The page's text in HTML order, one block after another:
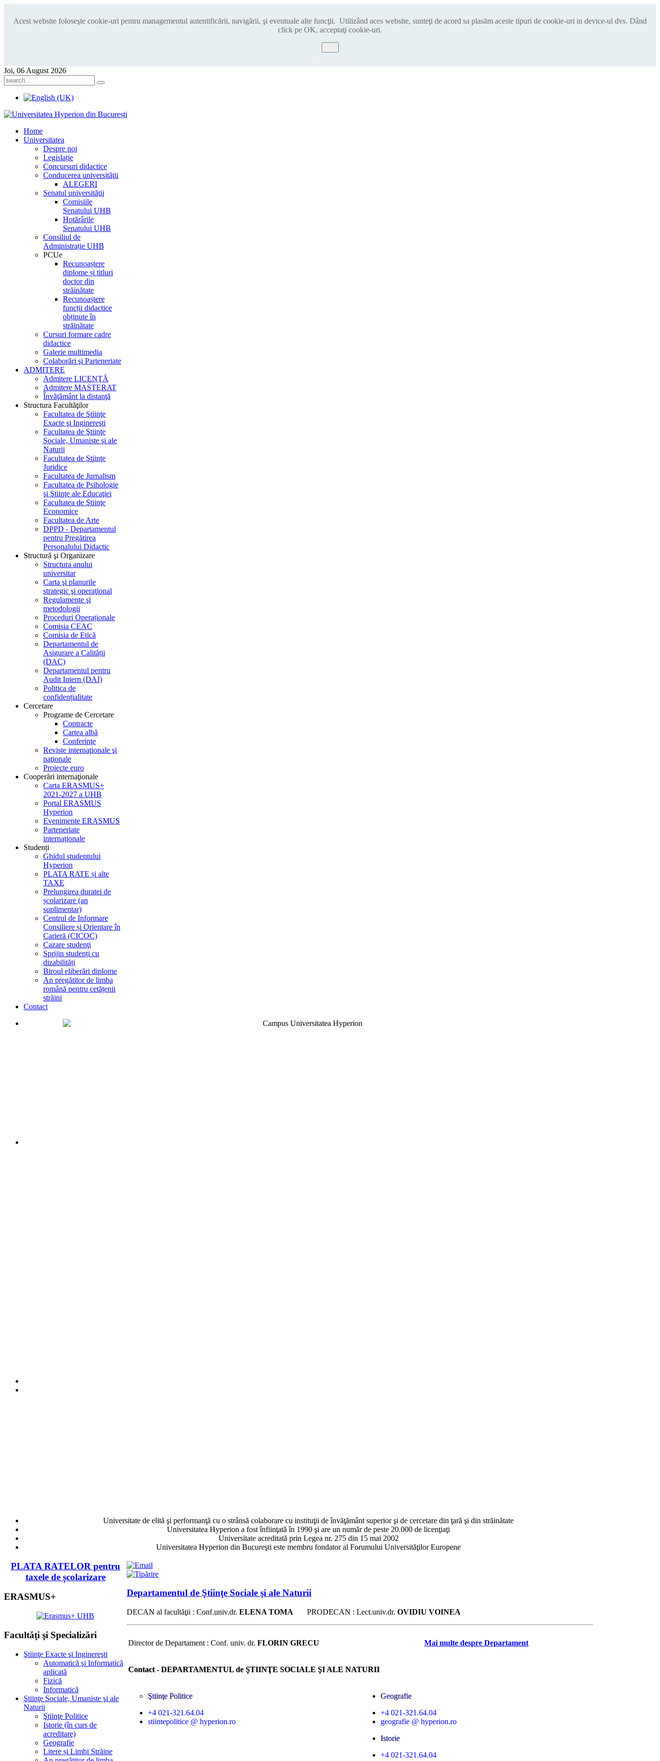
Acest website foloseşte cookie-uri pentru managementul autentificării, navigării, şi eventuale alte funcţii. Utilizând aces website, sunteţi de acord sa plasăm aceste tipuri de cookie-uri in device-ul dvs. Dând
click pe OK, acceptaţi cookie-uri.
Joi, 06 August 2026
Home
Universitatea
Despre noi
Legislație
Concursuri didactice
Conducerea universităţii
ALEGERI
Senatul universităţii
Comisiile
Senatului UHB
Hotărârile
Senatului UHB
Consiliul de
Administrație UHB
PCUe
Recunoaștere
diplome și titluri
doctor din
străinătate
Recunoaștere
funcții didactice
obținute în
străinătate
Cursuri formare cadre
didactice
Galerie multimedia
Colaborări şi Parteneriate
ADMITERE
Admitere LICENŢĂ
Admitere MASTERAT
Învăţământ la distanţă
Structura Facultăţilor
Facultatea de Ştiinţe
Exacte şi Inginereşti
Facultatea de Ştiinţe
Sociale, Umaniste şi ale
Naturii
Facultatea de Ştiinţe
Juridice
Facultatea de Jurnalism
Facultatea de Psihologie
şi Ştiinţe ale Educaţiei
Facultatea de Ştiinţe
Economice
Facultatea de Arte
DPPD - Departamentul
pentru Pregătirea
Personalului Didactic
Structură şi Organizare
Structura anului
universitar
Carta şi planurile
strategic şi operaţional
Regulamente şi
metodologii
Proceduri Operaționale
Comisia CEAC
Comisia de Etică
Departamentul de
Asigurare a Calității
(DAC)
Departamentul pentru
Audit Intern (DAI)
Politica de
confidențialitate
Cercetare
Programe de Cercetare
Contracte
Cartea albă
Conferinţe
Reviste internaţionale şi
naţionale
Proiecte euro
Cooperări internaţionale
Carta ERASMUS+
2021-2027 a UHB
Portal ERASMUS
Hyperion
Evenimente ERASMUS
Parteneriate
internaționale
Studenți
Ghidul studentului
Hyperion
PLATA RATE și alte
TAXE
Prelungirea duratei de
școlarizare (an
suplimentar)
Centrul de Informare
Consiliere și Orientare în
Carieră (CICOC)
Cazare studenţi
Sprijin studenți cu
dizabilități
Biroul eliberări diplome
An pregătitor de limba
română pentru cetățenii
străini
Contact
Universitate de elită şi performanţă cu o strânsă colaborare cu instituţii de învăţământ superior şi de cercetare din ţară şi din străinătate
Universitatea Hyperion a fost înfiinţată în 1990 şi are un număr de peste 20.000 de licenţiaţi
Universitate acreditată prin Legea nr. 275 din 15 mai 2002
Universitatea Hyperion din Bucureşti este membru fondator al Forumului Universităţilor Europene
Departamentul de Ştiinţe Sociale şi ale Naturii
DECAN al facultăţii : Conf.univ.dr. ELENA TOMA PRODECAN : Lect.univ.dr. OVIDIU VOINEA
Director de Departament : Conf. univ. dr. FLORIN GRECU Mai multe despre Departament
Contact - DEPARTAMENTUL de ŞTIINŢE SOCIALE ŞI ALE NATURII
Ştiinţe Politice
+4 021-321.64.04
stiintepolitice @ hyperion.ro
Geografie
+4 021-321.64.04
geografie @ hyperion.ro
Istorie
+4 021-321.64.04
PLATA RATELOR pentru
taxele de școlarizare
ERASMUS+
Facultăţi şi Specializări
Ştiinţe Exacte şi Inginereşti
Automatică şi Informatică
aplicată
Fizică
Informatică
Ştiinţe Sociale, Umaniste şi ale
Naturii
Ştiinţe Politice
Istorie (în curs de
acreditare)
Geografie
Litere și Limbi Străine